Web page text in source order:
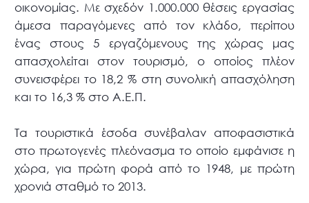
οικονομίας. Με σχεδόν 1.000.000 θέσεις εργασίας
άμεσα παραγόμενες από τον κλάδο, περίπου
ένας στους 5 εργαζόμενους της χώρας μας
απασχολείται στον τουρισμό, ο οποίος πλέον
συνεισφέρει το 18,2 % στη συνολική απασχόληση
και το 16,3 % στο Α.Ε.Π.
Τα τουριστικά έσοδα συνέβαλαν αποφασιστικά
στο πρωτογενές πλεόνασμα το οποίο εμφάνισε η
χώρα, για πρώτη φορά από το 1948, με πρώτη
χρονιά σταθμό το 2013.